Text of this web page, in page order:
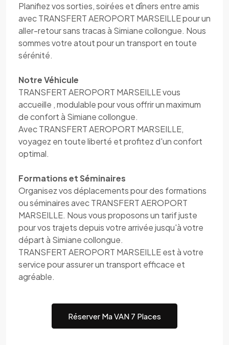
Planifiez vos sorties, soirées et dîners entre amis
avec TRANSFERT AEROPORT MARSEILLE pour un
aller-retour sans tracas à Simiane collongue. Nous
sommes votre atout pour un transport en toute
sérénité.
Notre Véhicule
TRANSFERT AEROPORT MARSEILLE vous
accueille , modulable pour vous offrir un maximum
de confort à Simiane collongue.
Avec TRANSFERT AEROPORT MARSEILLE,
voyagez en toute liberté et profitez d'un confort
optimal.
Formations et Séminaires
Organisez vos déplacements pour des formations
ou séminaires avec TRANSFERT AEROPORT
MARSEILLE. Nous vous proposons un tarif juste
pour vos trajets depuis votre arrivée jusqu'à votre
départ à Simiane collongue.
TRANSFERT AEROPORT MARSEILLE est à votre
service pour assurer un transport efficace et
agréable.
Réserver Ma VAN 7 Places